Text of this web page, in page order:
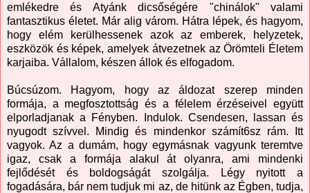
emlékedre és Atyánk dicsőségére "chinálok" valami
fantasztikus életet. Már alig várom. Hátra lépek, és hagyom,
hogy elém kerülhessenek azok az emberek, helyzetek,
eszközök és képek, amelyek átvezetnek az Örömteli Életem
karjaiba. Vállalom, készen állok és elfogadom.
Búcsúzom. Hagyom, hogy az áldozat szerep minden
formája, a megfosztottság és a félelem érzéseivel együtt
elporladjanak a Fényben. Indulok. Csendesen, lassan és
nyugodt szívvel. Mindig és mindenkor számít6sz rám. Itt
vagyok. Az a dumám, hogy egymásnak vagyunk teremtve
igaz, csak a formája alakul át olyanra, ami mindenki
fejlődését és boldogságát szolgálja. Légy nyitott a
fogadására, bár nem tudjuk mi az, de hitünk az Égben, tudja,